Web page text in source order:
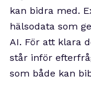
kan bidra med.
hälsodata som
AI. För att klara
står inför
som både kan